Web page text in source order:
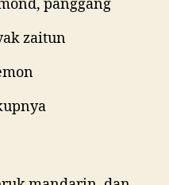
panggang
zaitun